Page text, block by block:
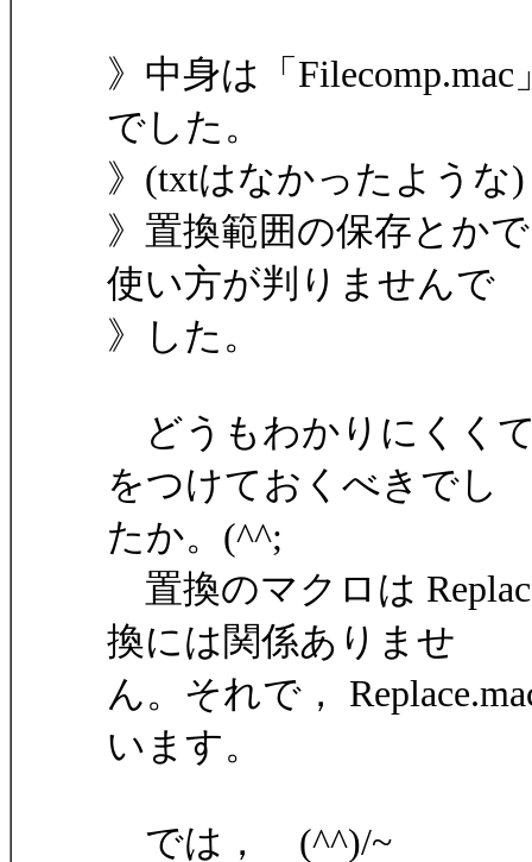
》中身は「Filecomp.mac
でした。
》(txtはなかったような)
》置換範囲の保存とか
使い方が判りませんで
》した。
どうもわかりにくく
をつけておくべきでし
たか。(^^;
置換のマクロは
換には関係ありませ
ん。それで，
います。
では， (^^)/~